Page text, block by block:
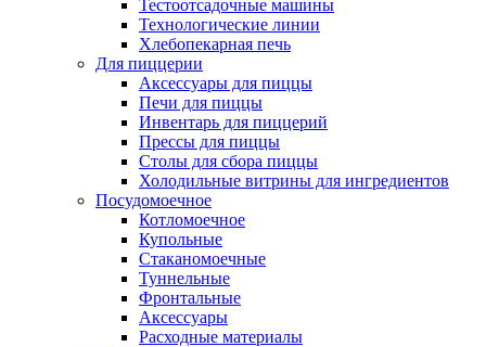
Тестоотсадочные машины
Технологические линии
Хлебопекарная печь
Для пиццерии
Аксессуары для пиццы
Печи для пиццы
Инвентарь для пиццерий
Прессы для пиццы
Столы для сбора пиццы
Холодильные витрины для ингредиентов
Посудомоечное
Котломоечное
Купольные
Стаканомоечные
Туннельные
Фронтальные
Аксессуары
Расходные материалы